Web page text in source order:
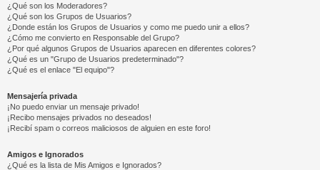
¿Qué son los Moderadores?
¿Qué son los Grupos de Usuarios?
¿Donde están los Grupos de Usuarios y como me puedo unir a ellos?
¿Cómo me convierto en Responsable del Grupo?
¿Por qué algunos Grupos de Usuarios aparecen en diferentes colores?
¿Qué es un "Grupo de Usuarios predeterminado"?
¿Qué es el enlace "El equipo"?
Mensajería privada
¡No puedo enviar un mensaje privado!
¡Recibo mensajes privados no deseados!
¡Recibí spam o correos maliciosos de alguien en este foro!
Amigos e Ignorados
¿Qué es la lista de Mis Amigos e Ignorados?